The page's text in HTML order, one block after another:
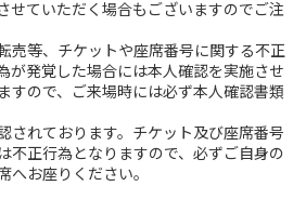
せていただく場合もございますのでご注
売等、チケットや座席番号に関する不正
が発覚した場合には本人確認を実施させ
すので、ご来場時には必ず本人確認書類
されております。チケット及び座席番号
不正行為となりますので、必ずご自身の
へお座りください。